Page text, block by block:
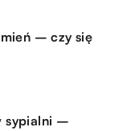
– czy się
sypialni –